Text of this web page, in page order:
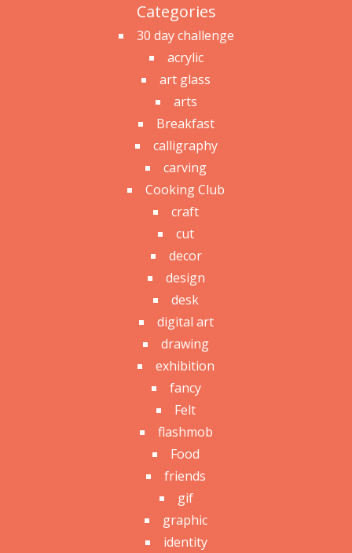
Categories
30 day challenge
acrylic
art glass
arts
Breakfast
calligraphy
carving
Cooking Club
craft
cut
decor
design
desk
digital art
drawing
exhibition
fancy
Felt
flashmob
Food
friends
gif
graphic
identity